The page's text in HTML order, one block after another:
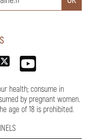
health; consume in
by pregnant women.
age of 18 is prohibited.